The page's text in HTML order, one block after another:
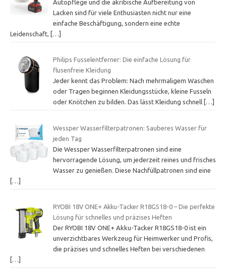
Autopflege und die akribische Aufbereitung von
Lacken sind für viele Enthusiasten nicht nur eine
einfache Beschäftigung, sondern eine echte
Leidenschaft, […]
Philips Fusselentferner: Die einfache Lösung für
flusenfreie Kleidung
Jeder kennt das Problem: Nach mehrmaligem Waschen
oder Tragen beginnen Kleidungsstücke, kleine Fusseln
oder Knötchen zu bilden. Das lässt Kleidung schnell […]
Wessper Wasserfilterpatronen: Sauberes Wasser für
jeden Tag
Die Wessper Wasserfilterpatronen sind eine
hervorragende Lösung, um jederzeit reines und frisches
Wasser zu genießen. Diese Nachfüllpatronen sind eine
[…]
RYOBI 18V ONE+ Akku-Tacker R18GS18-0 – Die perfekte
Lösung für schnelles und präzises Heften
Der RYOBI 18V ONE+ Akku-Tacker R18GS18-0 ist ein
unverzichtbares Werkzeug für Heimwerker und Profis,
die präzises und schnelles Heften bei verschiedenen
[…]